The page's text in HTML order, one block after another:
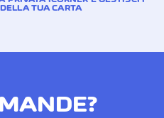
TUA CARTA